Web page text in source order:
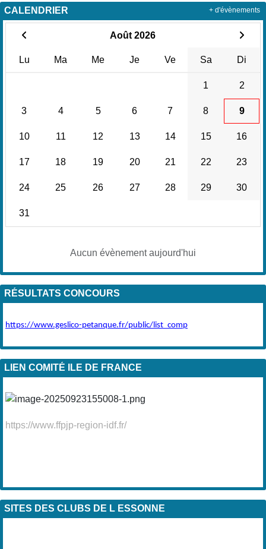
CALENDRIER
Août 2026
Lu Ma Me Je Ve Sa Di
1 2
3 4 5 6 7 8 9
10 11 12 13 14 15 16
17 18 19 20 21 22 23
24 25 26 27 28 29 30
31
Aucun évènement aujourd'hui
+ d'évènements
RÉSULTATS CONCOURS
https://www.geslico-petanque.fr/public/list_comp
LIEN COMITÉ ILE DE FRANCE
https://www.ffpjp-region-idf.fr/
SITES DES CLUBS DE L ESSONNE